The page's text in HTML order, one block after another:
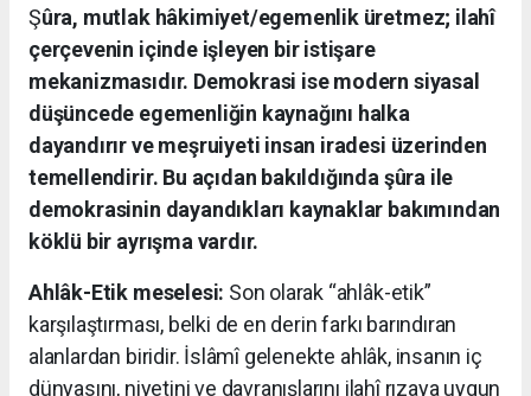
Şûra, mutlak hâkimiyet/egemenlik üretmez; ilahî
çerçevenin içinde işleyen bir istişare
mekanizmasıdır. Demokrasi ise modern siyasal
düşüncede egemenliğin kaynağını halka
dayandırır ve meşruiyeti insan iradesi üzerinden
temellendirir. Bu açıdan bakıldığında şûra ile
demokrasinin dayandıkları kaynaklar bakımından
köklü bir ayrışma vardır.
Ahlâk-Etik meselesi: Son olarak “ahlâk-etik”
karşılaştırması, belki de en derin farkı barındıran
alanlardan biridir. İslâmî gelenekte ahlâk, insanın iç
dünyasını, niyetini ve davranışlarını ilahî rızaya uygun